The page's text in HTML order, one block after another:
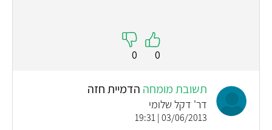
0
0
תשובת מומחה הדמיית חזה
דר' דקל שלומי
03/06/2013 | 19:31